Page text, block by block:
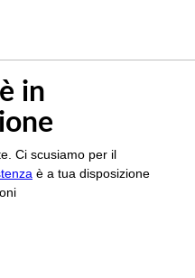
in
Ci scusiamo per il
è a tua disposizione